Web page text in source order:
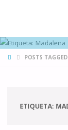
HOMEPOSTS
ETIQUETA: